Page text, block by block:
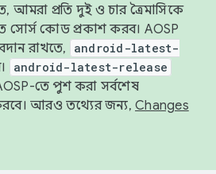
আমরা প্রতি দুই ও চার ত্রৈমাসিকে
সোর্স কোড প্রকাশ করব। AOSP
রাখতে,
android-latest-
android-latest-release
AOSP-তে পুশ করা সর্বশেষ
আরও তথ্যের জন্য, Changes